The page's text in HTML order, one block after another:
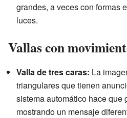
grandes, a veces con formas
luces.
Vallas con
Valla de tres caras: La
triangulares que tienen
sistema automático hace que
mostrando un mensaje